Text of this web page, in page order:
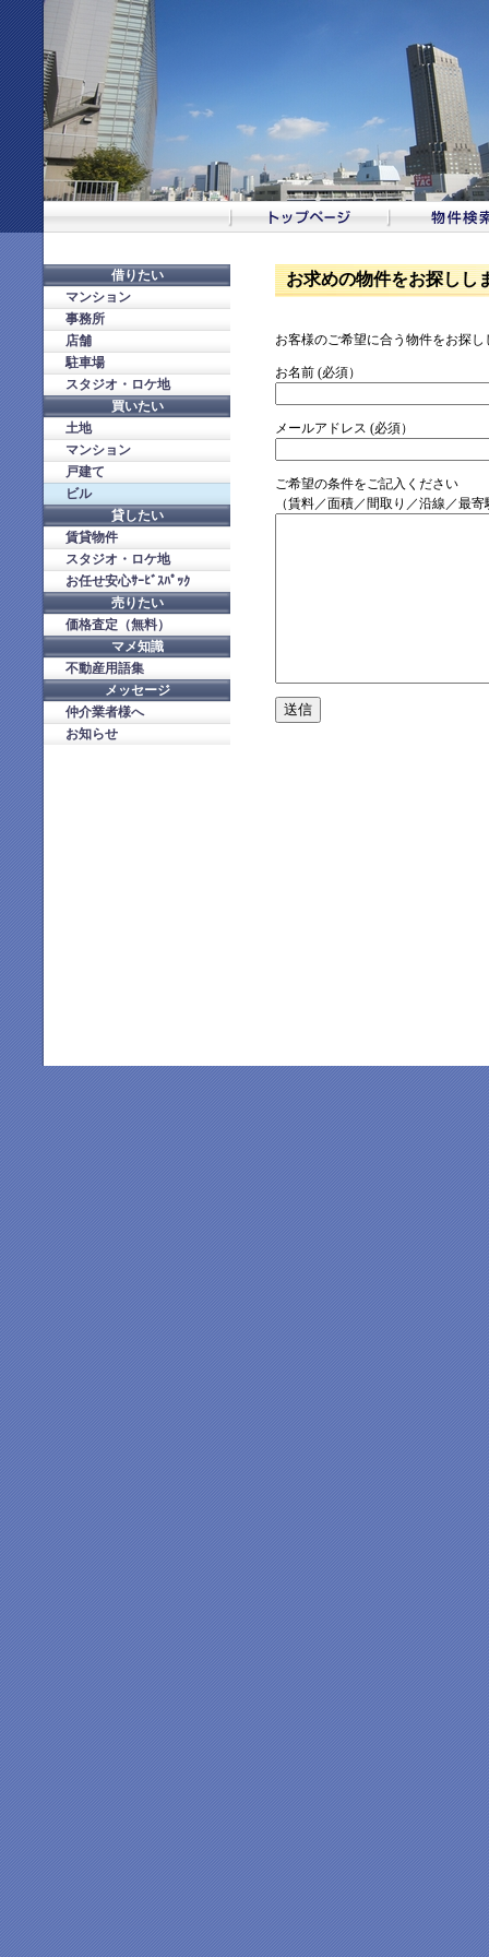
借りたい
マンション
事務所
店舗
駐車場
スタジオ・ロケ地
買いたい
土地
マンション
戸建て
ビル
貸したい
賃貸物件
スタジオ・ロケ地
お任せ安心ｻｰﾋﾞｽﾊﾟｯｸ
売りたい
価格査定（無料）
マメ知識
不動産用語集
メッセージ
仲介業者様へ
お知らせ
お求めの物件をお探しし
お客様のご希望に合う物件をお探し
お名前 (必須）
メールアドレス (必須）
ご希望の条件をご記入ください
（賃料／面積／間取り／沿線／最